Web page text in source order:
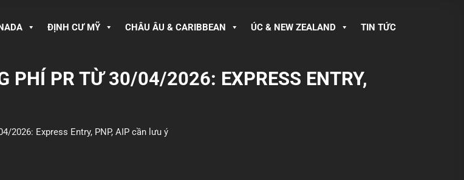
ĐỊNH CƯ MỸ CHÂU ÂU & CARIBBEAN ÚC & NEW ZEALAND TIN TỨC
PHÍ PR TỪ 30/04/2026: EXPRESS ENTRY,
2026: Express Entry, PNP, AIP cần lưu ý